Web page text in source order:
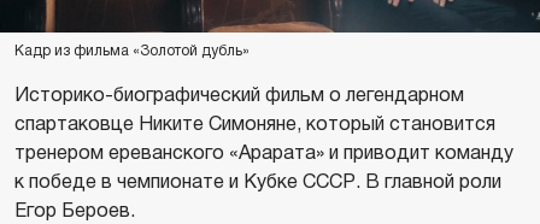
Кадр из фильма «Золотой дубль»
Историко-биографический фильм о легендарном
спартаковце Никите Симоняне, который становится
тренером ереванского «Арарата» и приводит команду
к победе в чемпионате и Кубке СССР. В главной роли
Егор Бероев.